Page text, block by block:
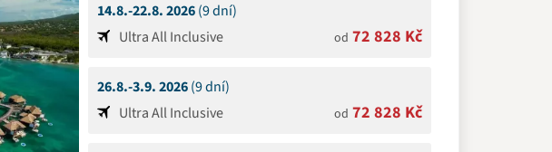
14.8.-22.8. 2026(9 dní)
Ultra All Inclusive
od 72 828 Kč
26.8.-3.9. 2026(9 dní)
Ultra All Inclusive
od 72 828 Kč